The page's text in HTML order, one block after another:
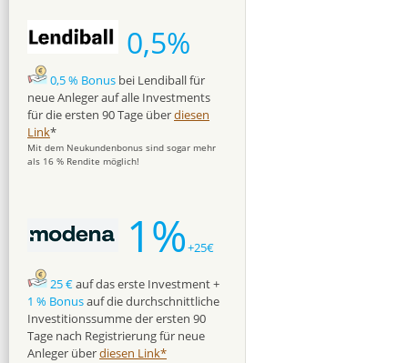
0,5%
0,5 % Bonus bei Lendiball für
neue Anleger auf alle Investments
für die ersten 90 Tage überdiesen
Link*
Mit dem Neukundenbonus sind sogar mehr
als 16 % Rendite möglich!
1%+25€
25 €auf das erste Investment +
1 % Bonusauf die durchschnittliche
Investitionssumme der ersten 90
Tage nach Registrierung für neue
Anleger überdiesen Link*